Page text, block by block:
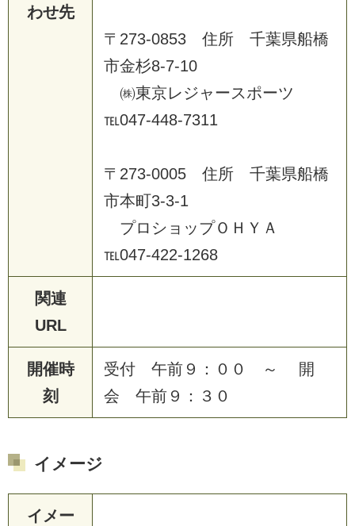
わせ先
〒 273-0853 住所 千葉県船橋
市金杉8-7-10
㈱東京レジャースポーツ
℡047-448-7311
〒 273-0005 住所 千葉県船橋
市本町3-3-1
プロ シ ョ ップＯ Ｈ Ｙ Ａ
℡047-422-1268
関連
URL
開催時
刻
受付 午前 ９ ： ０ ０ ～
開
会
午前 ９ ： ３ ０
イメージ
イメー